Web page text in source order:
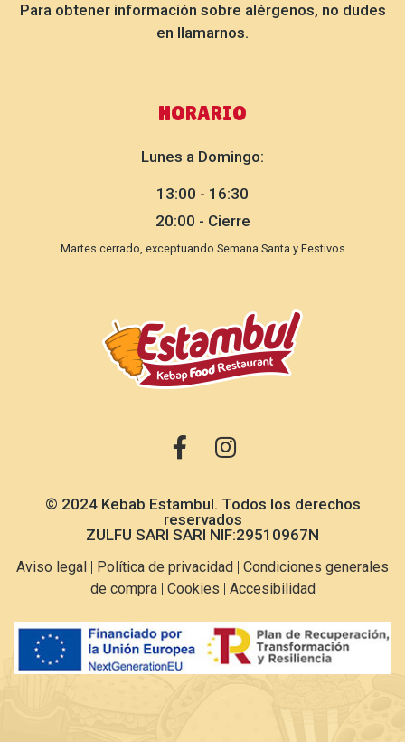
Para obtener información sobre alérgenos, no dudes
en llamarnos.
HORARIO
Lunes a Domingo:
13:00 - 16:30
20:00 - Cierre
Martes cerrado, exceptuando Semana Santa y Festivos
© 2024 Kebab Estambul. Todos los derechos
reservados
ZULFU SARI SARI NIF:29510967N
Aviso legal Política de privacidad
Condiciones generales
de compra
Cookies Accesibilidad